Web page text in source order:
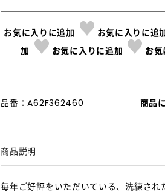
お気に入りに追加 お気に入りに追
加
お気に入りに追加 お
品番：A62F362460 商品
商品説明
毎年ご好評をいただいている、洗練され